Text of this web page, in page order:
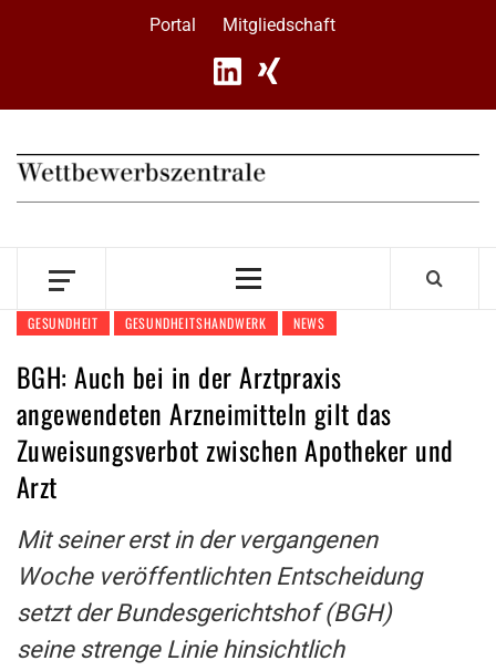
Portal Mitgliedschaft
Primary
GESUNDHEIT GESUNDHEITSHANDWERK NEWS
BGH: Auch bei in der Arztpraxis
angewendeten Arzneimitteln gilt das
Zuweisungsverbot zwischen Apotheker und
Arzt
Mit seiner erst in der vergangenen
Woche veröffentlichten Entscheidung
setzt der Bundesgerichtshof (BGH)
seine strenge Linie hinsichtlich